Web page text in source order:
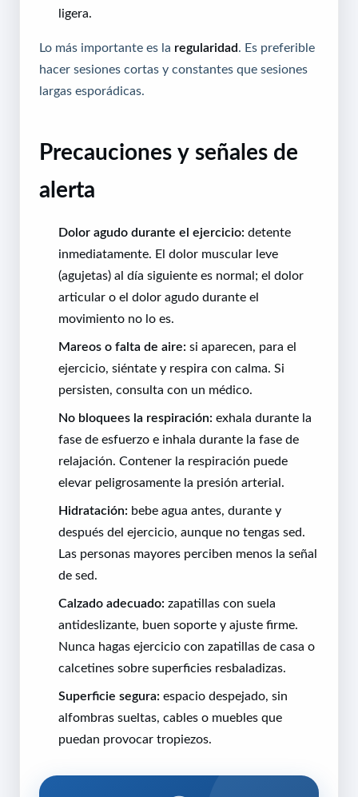
ligera.
Lo más importante es la regularidad . Es preferible
hacer sesiones cortas y constantes que sesiones
largas esporádicas.
Precauciones y señales de
alerta
Dolor agudo durante el ejercicio: detente
inmediatamente. El dolor muscular leve
(agujetas) al día siguiente es normal; el dolor
articular o el dolor agudo durante el
movimiento no lo es.
Mareos o falta de aire: si aparecen, para el
ejercicio, siéntate y respira con calma. Si
persisten, consulta con un médico.
No bloquees la respiración: exhala durante la
fase de esfuerzo e inhala durante la fase de
relajación. Contener la respiración puede
elevar peligrosamente la presión arterial.
Hidratación: bebe agua antes, durante y
después del ejercicio, aunque no tengas sed.
Las personas mayores perciben menos la señal
de sed.
Calzado adecuado: zapatillas con suela
antideslizante, buen soporte y ajuste firme.
Nunca hagas ejercicio con zapatillas de casa o
calcetines sobre superficies resbaladizas.
Superficie segura: espacio despejado, sin
alfombras sueltas, cables o muebles que
puedan provocar tropiezos.